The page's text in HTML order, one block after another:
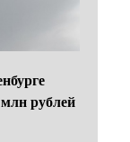
рублей